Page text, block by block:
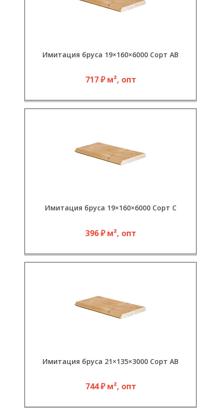
Имитация бруса 19×160×6000 Сорт АВ
717 ₽ м², опт
Имитация бруса 19×160×6000 Сорт С
396 ₽ м², опт
Имитация бруса 21×135×3000 Сорт АВ
744 ₽ м², опт